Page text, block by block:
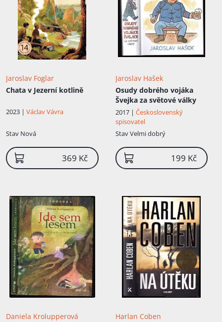
Jaroslav Foglar
Chata v Jezerní kotlině
2023 | Václav Vávra
Stav Nová
369 Kč
Jaroslav Hašek
Osudy dobrého vojáka
Švejka za světové války
2017 | Československý
spisovatel
StavVelmi dobrý
199 Kč
Daniela Krolupperová
Harlan Coben